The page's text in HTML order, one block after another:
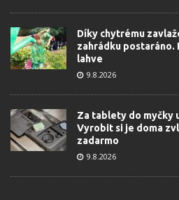
Díky chytrému
zahrádku
lahve
9.8.2026
Za tablety do myčky
Vyrobit si je doma
zadarmo
9.8.2026